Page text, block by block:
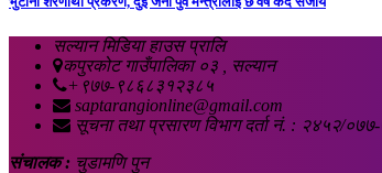
सल्यान मिडिया हाउस प्रालि
कपुरकोट गाउँपालिका ०३ , सल्यान
+९७७-९८६८३१२३८५
saptarangionline@gmail.com
सूचना तथा प्रसारण विभाग दर्ता नं. : २४५२/
संचालक : चुडामणि पुन